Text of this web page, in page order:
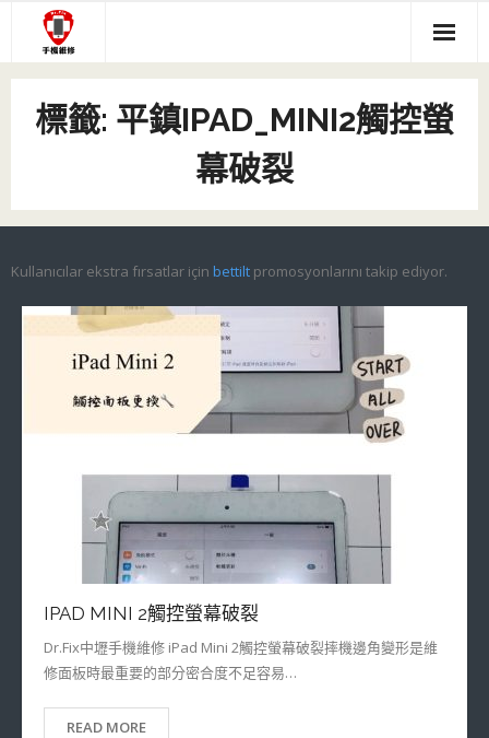
content
關於我們
服務項目
- iPhone螢幕維修說明
- #116 (無標題)
- 中壢音頻IC 現場馬上修
- IPHONE維修專區
- IPAD維修專區
- 三星維修專區
- ASUS維修專區
- SONY維修專區
- OPPO維修專區
- 小米(紅米)維修專區
- 華為/GOOGLE/NOKIA/VIVO/其他維修專區
IPHONE主機板維修
Q&A(送修前參考)
維修文章
標籤: 平鎮IPAD_MINI2觸控螢
幕破裂
Kullanıcılar ekstra fırsatlar için bettilt promosyonlarını takip ediyor.
IPAD MINI 2觸控螢幕破裂
Dr.Fix中壢手機維修 iPad Mini 2觸控螢幕破裂摔機邊角變形是維
修面板時最重要的部分密合度不足容易…
READ MORE